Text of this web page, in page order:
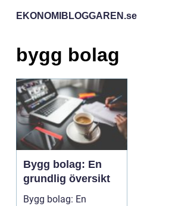
EKONOMIBLOGGAREN.se
bygg bolag
Bygg bolag: En
grundlig översikt
Bygg bolag: En